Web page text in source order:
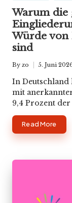
Warum die
Würde von
sind
Posted
by
By zo 5. Juni
In Deutschland
mit
9,4 Prozent
Read More